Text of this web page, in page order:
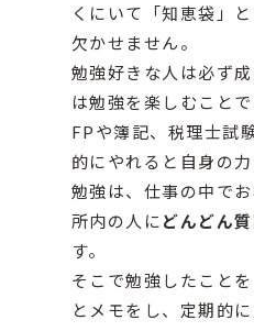
くにいて「知恵袋」
欠かせません。
勉強好きな人は必ず
は勉強を楽しむことで
FPや簿記、税理士試
的にやれると自身の力
勉強は、仕事の中で
所内の人にどんどん
す。
そこで勉強したこと
とメモをし、定期的